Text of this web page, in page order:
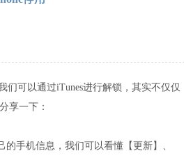
们可以通过iTunes进行解锁，其实不仅仅
享一下：
手机信息，我们可以看懂【更新】、